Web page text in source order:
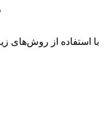
با استفاده از روش‌های